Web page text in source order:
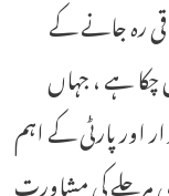
رہ جانے کے
چکا ہے ، جہاں
اور پارٹی کے اہم
مرحلے کی مشاورت